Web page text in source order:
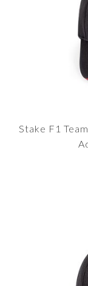
Stake F1